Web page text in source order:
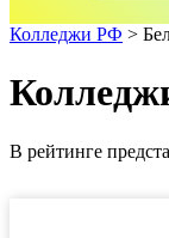
Колледжи РФ >
В рейтинге